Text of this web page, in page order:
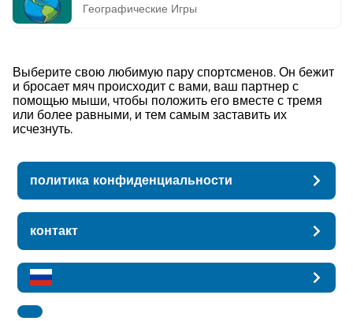
Географические Игры
Выберите свою любимую пару спортсменов. Он бежит
и бросает мяч происходит с вами, ваш партнер с
помощью мыши, чтобы положить его вместе с тремя
или более равными, и тем самым заставить их
исчезнуть.
политика конфиденциальности
контакт